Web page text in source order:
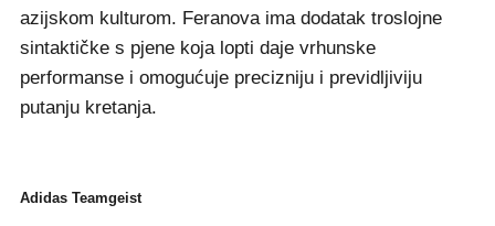
azijskom kulturom. Feranova ima dodatak troslojne
sintaktičke s pjene koja lopti daje vrhunske
performanse i omogućuje precizniju i previdljiviju
putanju kretanja.
Adidas Teamgeist